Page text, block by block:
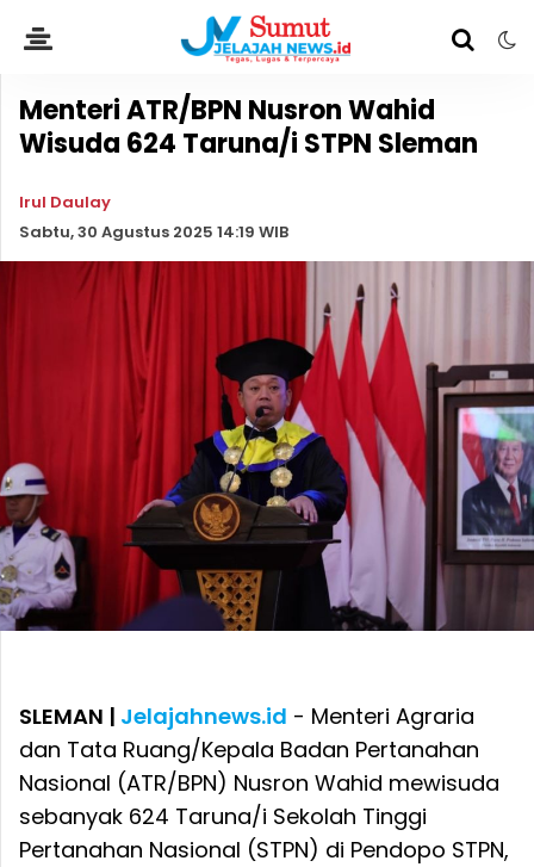
Menteri ATR/BPN Nusron Wahid
Wisuda 624 Taruna/i STPN Sleman
Irul Daulay
Sabtu, 30 Agustus 2025 14:19 WIB
SLEMAN | Jelajahnews.id - Menteri Agraria
dan Tata Ruang/Kepala Badan Pertanahan
Nasional (ATR/BPN) Nusron Wahid mewisuda
sebanyak 624 Taruna/i Sekolah Tinggi
Pertanahan Nasional (STPN) di Pendopo STPN,